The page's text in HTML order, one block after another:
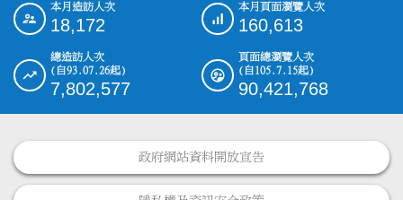
::: 本月造訪人次
18,172
本月頁面瀏覽人次
160,613
總造訪人次
(自93.07.26起)
7,802,577
頁面總瀏覽人次
(自105.7.15起)
90,421,768
政府網站資料開放宣告